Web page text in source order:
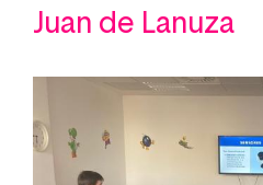
Juan de Lanuza